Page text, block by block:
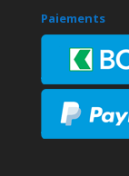
Paiements